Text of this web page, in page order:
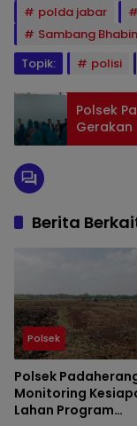
polda jabar
Sambang
Topik:
polisi
Polsek
Gerakan
Ikan di
Berita
Polsek
Polsek
Monitoring
Lahan Program